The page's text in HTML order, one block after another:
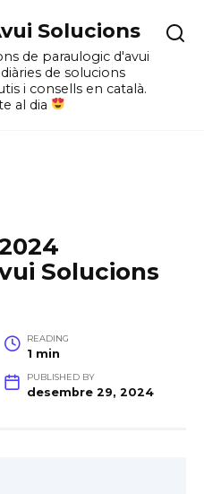
Solucions
de paraulogic d'avui
de solucions
i consells en català.
al dia
Solucions
READING
1 min
PUBLISHED BY
desembre 29, 2024